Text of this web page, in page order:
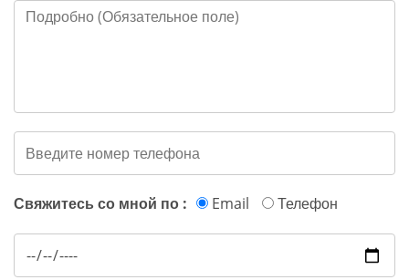
Свяжитесь со мной по : Email Телефон